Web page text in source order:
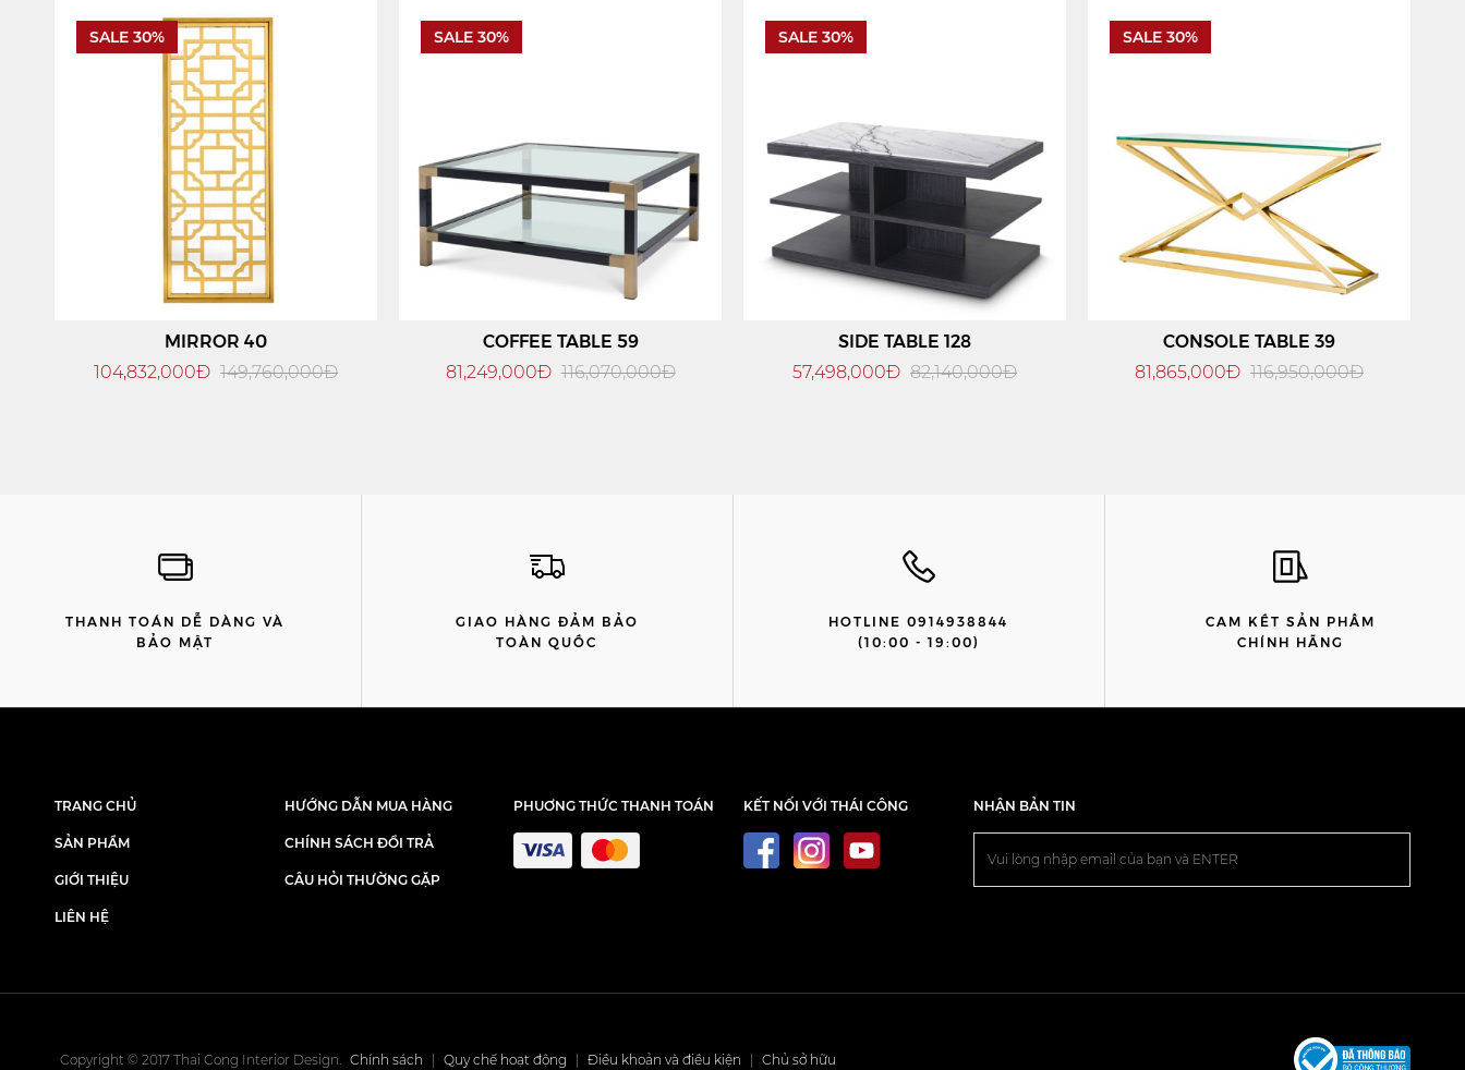
SALE 30%
MIRROR 40
104,832,000Đ 149,760,000Đ
SALE 30%
COFFEE TABLE 59
81,249,000Đ 116,070,000Đ
SALE 30%
SIDE TABLE 128
57,498,000Đ 82,140,000Đ
SALE 30%
CONSOLE TABLE 39
81,865,000Đ 116,950,000Đ
THANH TOÁN DỄ DÀNG VÀ
BẢO MẬT
GIAO HÀNG ĐẢM BẢO
TOÀN QUỐC
HOTLINE 0914938844
(10:00 - 19:00)
CAM KẾT SẢN PHẨM
CHÍNH HÃNG
TRANG CHỦ
SẢN PHẨM
GIỚI THIỆU
LIÊN HỆ
HƯỚNG DẪN MUA HÀNG
CHÍNH SÁCH ĐỔI TRẢ
CÂU HỎI THƯỜNG GẶP
PHUƠNG THỨC THANH TOÁN KẾT NỐI VỚI THÁI CÔNG NHẬN BẢN TIN
Copyright © 2017 Thai Cong Interior Design. Chính sách Quy chế hoạt động Điều khoản và điều kiện Chủ sở hữu